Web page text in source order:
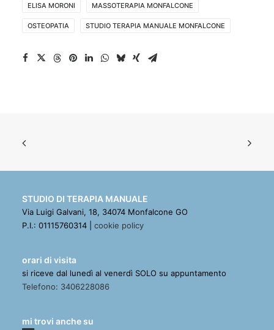
ELISA MORONI MASSOTERAPIA MONFALCONE
OSTEOPATIA STUDIO TERAPIA MANUALE MONFALCONE
STUDIO DI TERAPIA MANUALE
Via Luigi Galvani, 18, 34074 Monfalcone GO
P.I.: 01115760314 | cookie policy
orari di visita
si riceve dal lunedì al venerdì SOLO su appuntamento
Telefono: 3406228086
mi trovi anche su